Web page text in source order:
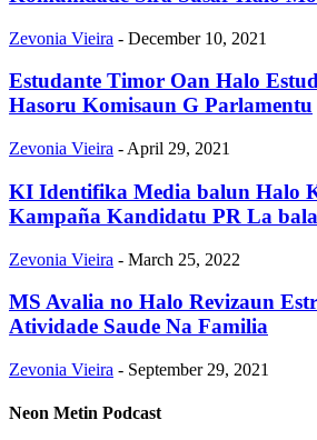
Zevonia Vieira - December 10, 2021
Estudante Timor Oan Halo
Hasoru Komisaun G Parlamentu
Zevonia Vieira - April 29, 2021
KI Identifika Media balun Halo
Kampaña Kandidatu PR La
Zevonia Vieira - March 25, 2022
MS Avalia no Halo Revizaun
Atividade Saude Na Familia
Zevonia Vieira - September 29, 2021
Neon Metin Podcast